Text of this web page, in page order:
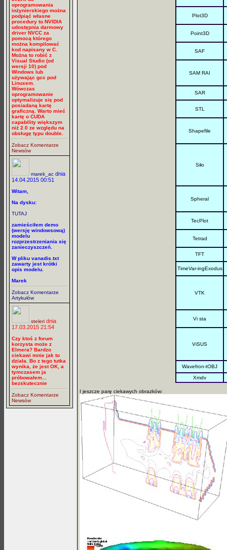
oprogramowania
inżynierskiego można
podpiąć własne
procedury to NVIDIA
udostępnia darmowy
driver NVCC za
pomocą którego
można kompilować
kod napisany w C.
Można to robić z
Visual Studio (od
wersji 10) pod
Windows lub
używając gcc pod
Linuxem.
Wówczas
oprogramowanie
optymalizuje się pod
posiadaną kartę
graficzną. Warto mieć
kartę o CUDA
capability większym
niż 2.0 ze względu na
obsługę typu double.
Zobacz Komentarze
Newsów
marek_ac dnia
14.04.2015 00:51
Witam,
Na dysku:
TUTAJ
zamieściłem demo
(wersję windowsową)
modelu
rozprzestrzeniania się
zanieczyszczeń.
W pliku vanadis.txt
zawarty jest krótki
opis modelu.
Marek
Zobacz Komentarze
Artykułów
steleri dnia
17.03.2015 21:54
Czy ktoś z forum
korzysta może z
Elmera? Bardzo
ciekawi mnie jak to
działa. Bo z tego tutka
wynika, że jest OK, a
tymczasem ja
próbowałem...
bezskutecznie
Zobacz Komentarze
Newsów
Plot3D
Point3D
SAF
SAM RAI
SAR
STL
Shapefile
Siło
Spheral
TecPlot
Tetrad
TFT
TimeVar-ingExodus
VTK
Vi sta
ViSUS
Wavefron-tOBJ
Xmdv
I jeszcze parę ciekawych obrazków: